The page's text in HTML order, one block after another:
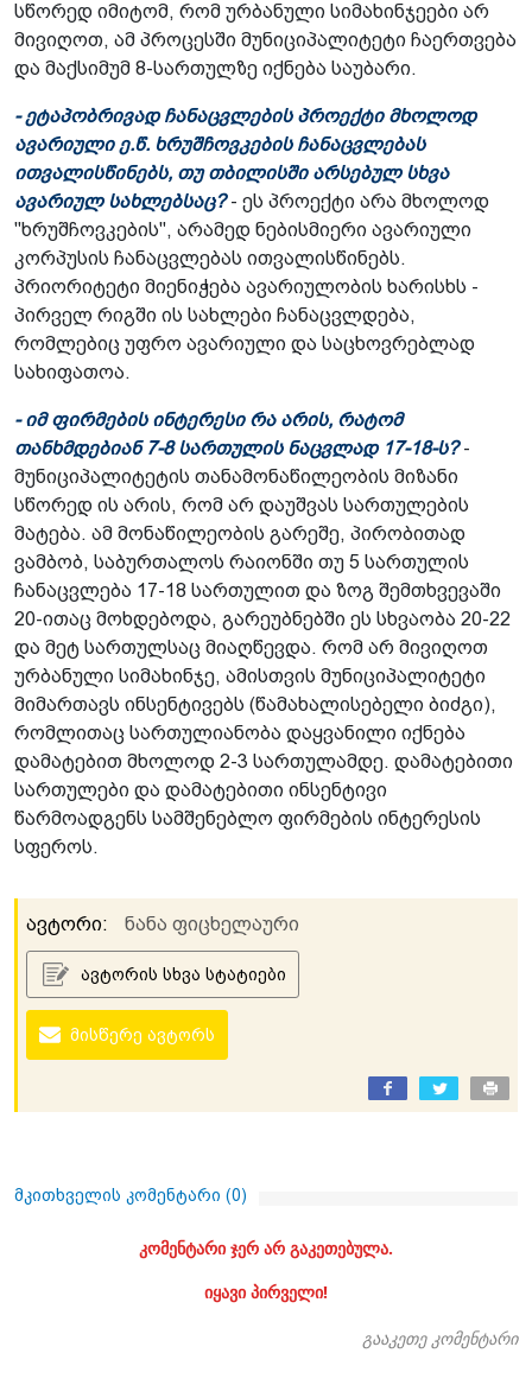
სწორედ იმიტომ, რომ ურბანული სიმახინჯეები არ
მივიღოთ, ამ პროცესში მუნიციპალიტეტი ჩაერთვება
და მაქსიმუმ 8-სართულზე იქნება საუბარი.
- ეტაპობრივად ჩანაცვლების პროექტი მხოლოდ
ავარიული ე.წ. ხრუშჩოვკების ჩანაცვლებას
ითვალისწინებს, თუ თბილისში არსებულ სხვა
ავარიულ სახლებსაც?- ეს პროექტი არა მხოლოდ
"ხრუშჩოვკების", არამედ ნებისმიერი ავარიული
კორპუსის ჩანაცვლებას ითვალისწინებს.
პრიორიტეტი მიენიჭება ავარიულობის ხარისხს -
პირველ რიგში ის სახლები ჩანაცვლდება,
რომლებიც უფრო ავარიული და საცხოვრებლად
სახიფათოა.
- იმ ფირმების ინტერესი რა არის, რატომ
თანხმდებიან 7-8 სართულის ნაცვლად 17-18-ს?-
მუნიციპალიტეტის თანამონაწილეობის მიზანი
სწორედ ის არის, რომ არ დაუშვას სართულების
მატება. ამ მონაწილეობის გარეშე, პირობითად
ვამბობ, საბურთალოს რაიონში თუ 5 სართულის
ჩანაცვლება 17-18 სართულით და ზოგ შემთხვევაში
20-ითაც მოხდებოდა, გარეუბნებში ეს სხვაობა 20-22
და მეტ სართულსაც მიაღწევდა. რომ არ მივიღოთ
ურბანული სიმახინჯე, ამისთვის მუნიციპალიტეტი
მიმართავს ინსენტივებს (წამახალისებელი ბიძგი),
რომლითაც სართულიანობა დაყვანილი იქნება
დამატებით მხოლოდ 2-3 სართულამდე. დამატებითი
სართულები და დამატებითი ინსენტივი
წარმოადგენს სამშენებლო ფირმების ინტერესის
სფეროს.
ავტორი: ნანა ფიცხელაური
ავტორის სხვა სტატიები
მისწერე ავტორს
მკითხველის კომენტარი (0)
კომენტარი ჯერ არ გაკეთებულა.
იყავი პირველი!
გააკეთე კომენტარი